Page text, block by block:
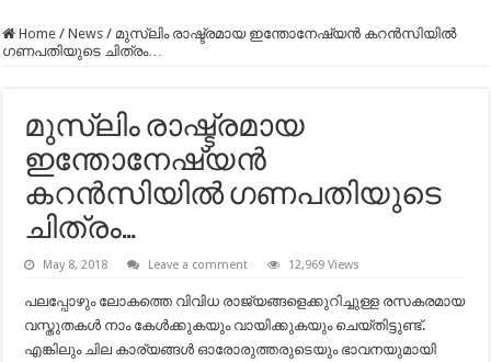
Home / News / മുസ്ലിം രാഷ്ട്രമായ ഇന്തോനേഷ്യന്‍ കറന്‍സിയില്‍
ഗണപതിയുടെ ചിത്രം…
മുസ്ലിം രാഷ്ട്രമായ
ഇന്തോനേഷ്യന്‍
കറന്‍സിയില്‍ ഗണപതിയുടെ
ചിത്രം…
May 8, 2018 Leave a comment 12,969 Views
പലപ്പോഴും ലോകത്തെ വിവിധ രാജ്യങ്ങളെക്കുറിച്ചുള്ള രസകരമായ
വസ്തുതകൾ നാം കേള്‍ക്കുകയും വായിക്കുകയും ചെയ്തിട്ടുണ്ട്.
എങ്കിലും ചില കാര്യങ്ങള്‍ ഓരോരുത്തരുടെയും ഭാവനയുമായി